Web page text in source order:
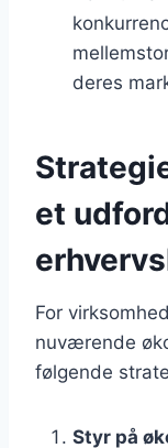
deres
et
For
nuværende
følgende
Styr på